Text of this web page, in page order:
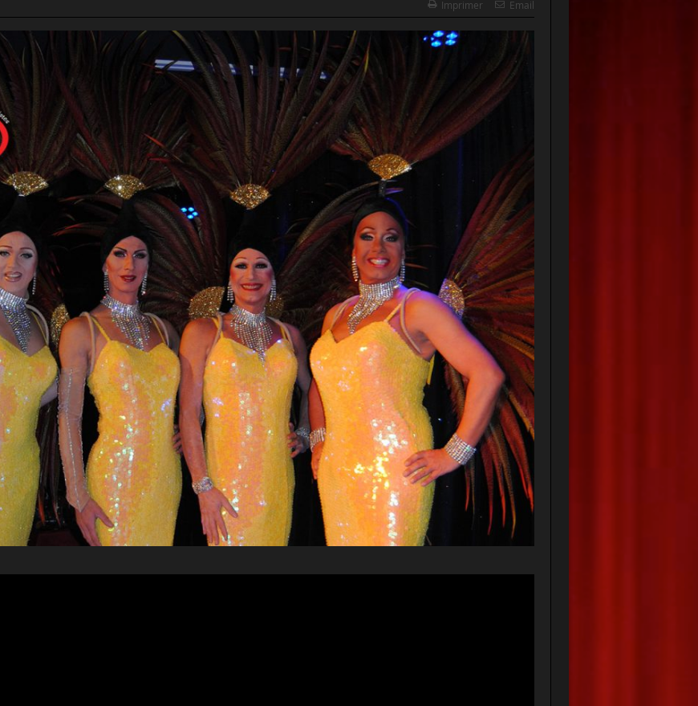
Imprimer Email